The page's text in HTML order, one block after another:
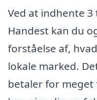
Ved at indhente
Handest kan du
forståelse af,
lokale marked.
betaler for meget